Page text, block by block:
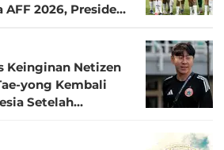
2026, Presiden
Keinginan Netizen
yong Kembali
Setelah